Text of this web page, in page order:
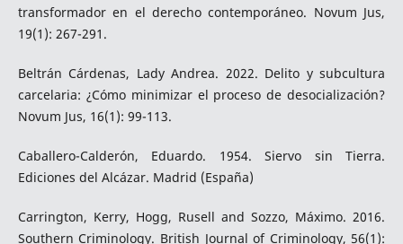
transformador en el derecho contemporáneo. Novum Jus,
19(1): 267-291.
Beltrán Cárdenas, Lady Andrea. 2022. Delito y subcultura
carcelaria: ¿Cómo minimizar el proceso de desocialización?
Novum Jus, 16(1): 99-113.
Caballero-Calderón, Eduardo. 1954. Siervo sin Tierra.
Ediciones del Alcázar. Madrid (España)
Carrington, Kerry, Hogg, Rusell and Sozzo, Máximo. 2016.
Southern Criminology. British Journal of Criminology, 56(1):